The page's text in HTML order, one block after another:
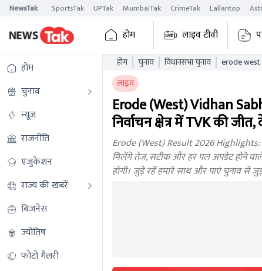
NewsTak SportsTak UPTak MumbaiTak CrimeTak Lallantop
होम लाइव टीवी
होम
चुनाव
न्यूज़
राजनीति
एजुकेशन
राज्य की खबरें
बिजनेस
ज्योतिष
फोटो गैलरी
होम चुनाव विधानसभा चुनाव
erode west
लाइव
Erode (West) Vidhan
निर्वाचन क्षेत्र में TVK की
Erode (West) Result 2026 Highlights:
मिलेंगे तेज, सटीक और हर पल अपडेट होने वाले
होगी। जुड़े रहें हमारे साथ और पाएं चुनाव से